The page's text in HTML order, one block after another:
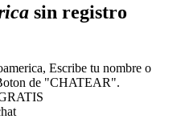
sin registro
Escribe tu nombre o
de "CHATEAR".